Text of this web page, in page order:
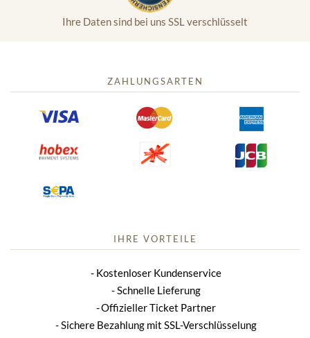
Ihre Daten sind bei uns SSL verschlüsselt
ZAHLUNGSARTEN
IHRE VORTEILE
Kostenloser Kundenservice
Schnelle Lieferung
Offizieller Ticket Partner
Sichere Bezahlung mit SSL-Verschlüsselung